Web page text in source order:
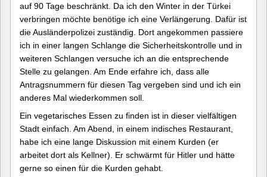
auf 90 Tage beschränkt. Da ich den Winter in der Türkei
verbringen möchte benötige ich eine Verlängerung. Dafür ist
die Ausländerpolizei zuständig. Dort angekommen passiere
ich in einer langen Schlange die Sicherheitskontrolle und in
weiteren Schlangen versuche ich an die entsprechende
Stelle zu gelangen. Am Ende erfahre ich, dass alle
Antragsnummern für diesen Tag vergeben sind und ich ein
anderes Mal wiederkommen soll.
Ein vegetarisches Essen zu finden ist in dieser vielfältigen
Stadt einfach. Am Abend, in einem indisches Restaurant,
habe ich eine lange Diskussion mit einem Kurden (er
arbeitet dort als Kellner). Er schwärmt für Hitler und hätte
gerne so einen für die Kurden gehabt.